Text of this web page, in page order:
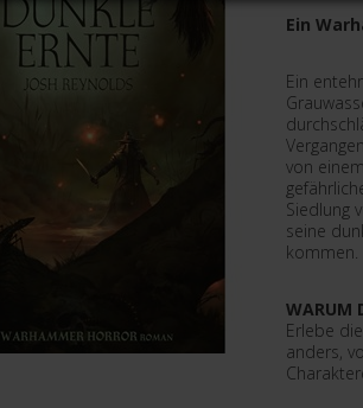
Ein
Ein
von
Siedlung
seine
kommen.
WARUM
Erlebe
anders,